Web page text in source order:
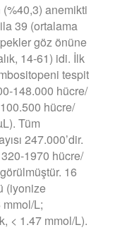
anemikti
39 (ortalama
göz önüne
14-61) idi. İlk
tespit
148.000 hücre/
hücre/
Tüm
247.000’dir.
1970 hücre/
16
(iyonize
L;
< 1.47 mmol/L).